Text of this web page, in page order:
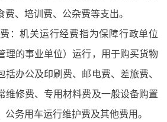
、培训费、公杂费等支出。
：机关运行经费指为保障行政单位
理的事业单位）运行，用于购买货物
括办公及印刷费、邮电费、差旅费、
维修费、专用材料费及一般设备购置
务用车运行维护费及其他费用。